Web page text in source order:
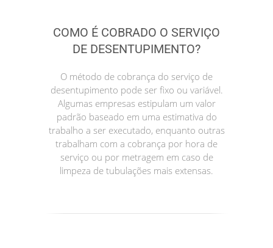
COMO É COBRADO O SERVIÇO
DE DESENTUPIMENTO?
O método de cobrança do serviço de
desentupimento pode ser fixo ou variável.
Algumas empresas estipulam um valor
padrão baseado em uma estimativa do
trabalho a ser executado, enquanto outras
trabalham com a cobrança por hora de
serviço ou por metragem em caso de
limpeza de tubulações mais extensas.